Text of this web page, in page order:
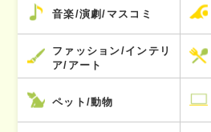
音楽/演劇/マスコミ
ファッション/インテリ
ア/アート
ペット/動物